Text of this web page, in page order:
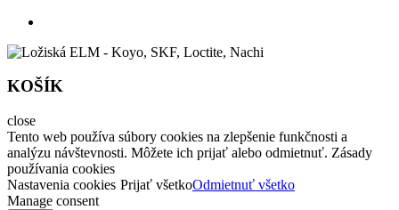
KOŠÍK
close
Tento web používa súbory cookies na zlepšenie funkčnosti a
analýzu návštevnosti. Môžete ich prijať alebo odmietnuť. Zásady
používania cookies
Nastavenia cookies Prijať všetkoOdmietnuť všetko
Manage consent